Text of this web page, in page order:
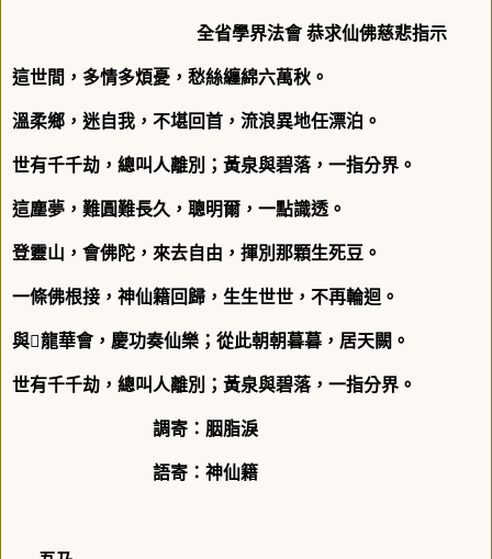
全省學界法會 恭求仙佛慈悲指示
這世間，多情多煩憂，愁絲纏綿六萬秋。
溫柔鄉，迷自我，不堪回首，流浪異地任漂泊。
世有千千劫，總叫人離別；黃泉與碧落，一指分界。
這塵夢，難圓難長久，聰明爾，一點識透。
登靈山，會佛陀，來去自由，揮別那顆生死豆。
一條佛根接，神仙籍回歸，生生世世，不再輪迴。
與龍華會，慶功奏仙樂；從此朝朝暮暮，居天闕。
世有千千劫，總叫人離別；黃泉與碧落，一指分界。
調寄：胭脂淚
語寄：神仙籍